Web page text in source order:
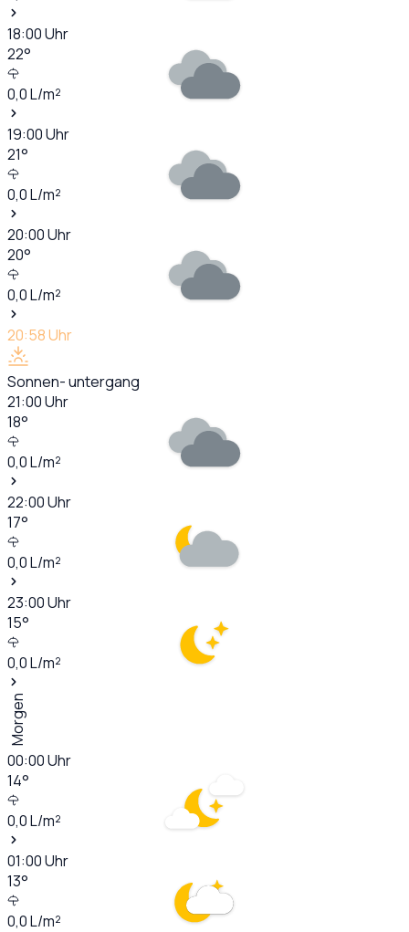
18:00Uhr
22°
0,0L/m²
19:00Uhr
21°
0,0L/m²
20:00Uhr
20°
0,0L/m²
20:58Uhr
Sonnen- untergang
21:00Uhr
18°
0,0L/m²
22:00Uhr
17°
0,0L/m²
23:00Uhr
15°
0,0L/m²
Morgen
00:00Uhr
14°
0,0L/m²
01:00Uhr
13°
0,0L/m²